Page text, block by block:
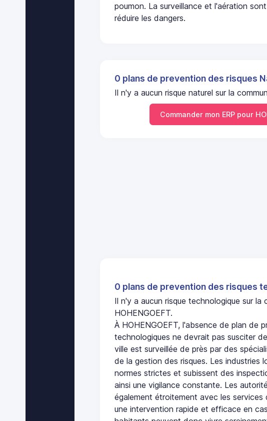
poumon. La surveillance et l'aération
réduire les dangers.
0 plans de prevention des risques
Il n'y a aucun risque naturel sur la
Commander mon ERP pour
0 plans de prevention des risques
Il n'y a aucun risque technologique sur la
HOHENGOEFT.
À HOHENGOEFT, l'absence de plan de
technologiques ne devrait pas susciter
ville est surveillée de près par des
de la gestion des risques. Les industries
normes strictes et subissent des
ainsi une vigilance constante. Les
également étroitement avec les services
une intervention rapide et efficace en